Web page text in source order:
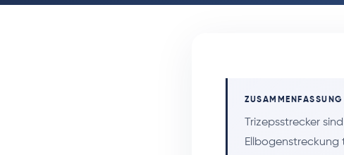
ZUSAMMENFASSUNG
Trizepsstrecker
Ellbogenstreckung